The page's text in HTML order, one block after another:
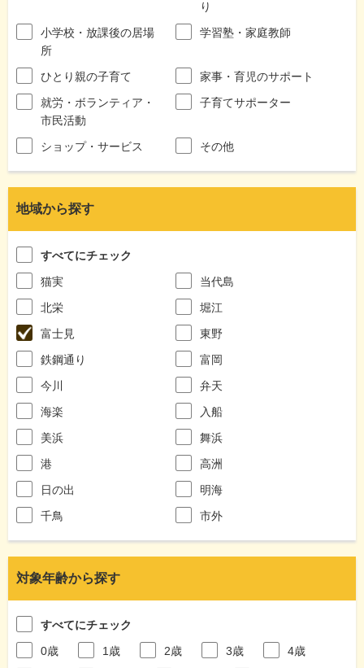
り
小学校・放課後の居場
所
学習塾・家庭教師
ひとり親の子育て
家事・育児のサポート
就労・ボランティア・
市民活動
子育てサポーター
ショップ・サービス その他
地域から探す
すべてにチェック
猫実
当代島
北栄
堀江
富士見
東野
鉄鋼通り
富岡
今川
弁天
海楽
入船
美浜
舞浜
港
高洲
日の出
明海
千鳥
市外
対象年齢から探す
すべてにチェック
0歳
1歳 2歳 3歳
4歳